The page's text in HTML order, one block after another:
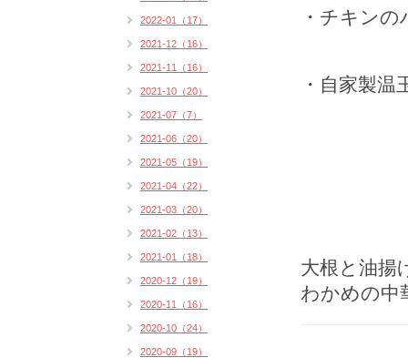
・チキン
・自家製
大根と油揚
わかめの中
2022-01（17）
2021-12（16）
2021-11（16）
2021-10（20）
2021-07（7）
2021-06（20）
2021-05（19）
2021-04（22）
2021-03（20）
2021-02（13）
2021-01（18）
2020-12（19）
2020-11（16）
2020-10（24）
2020-09（19）